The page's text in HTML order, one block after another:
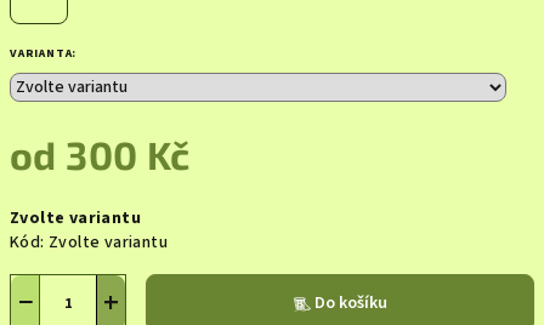
VARIANTA:
od 300 Kč
cena:
Zvolte variantu
Kód: Zvolte variantu
+
− Do košíku